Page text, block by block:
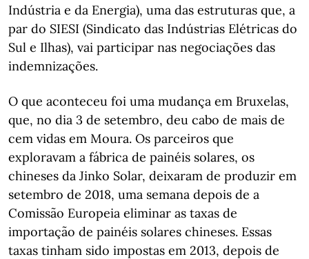
Indústria e da Energia), uma das estruturas que, a
par do SIESI (Sindicato das Indústrias Elétricas do
Sul e Ilhas), vai participar nas negociações das
indemnizações.
O que aconteceu foi uma mudança em Bruxelas,
que, no dia 3 de setembro, deu cabo de mais de
cem vidas em Moura. Os parceiros que
exploravam a fábrica de painéis solares, os
chineses da Jinko Solar, deixaram de produzir em
setembro de 2018, uma semana depois de a
Comissão Europeia eliminar as taxas de
importação de painéis solares chineses. Essas
taxas tinham sido impostas em 2013, depois de